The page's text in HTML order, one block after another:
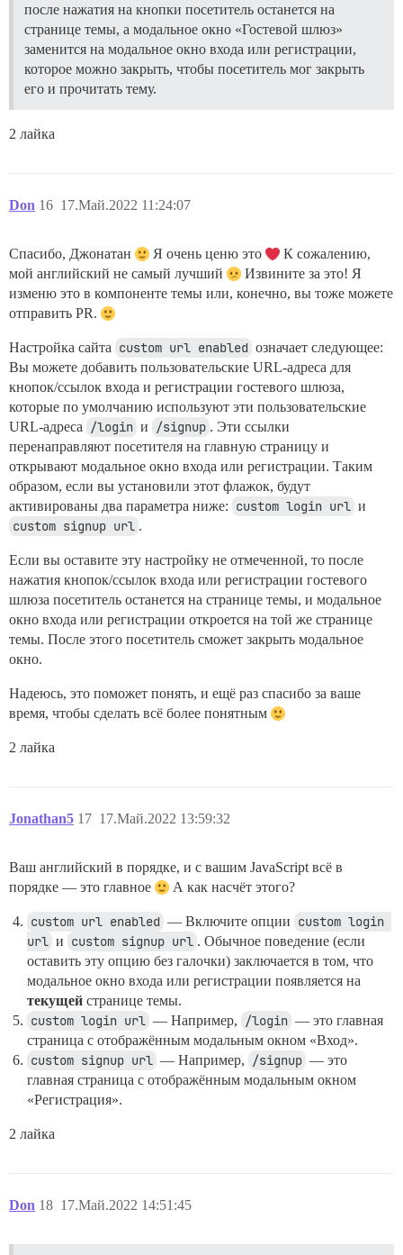
после нажатия на кнопки посетитель останется на
странице темы, а модальное окно «Гостевой шлюз»
заменится на модальное окно входа или регистрации,
которое можно закрыть, чтобы посетитель мог закрыть
его и прочитать тему.
2 лайка
Don 17.Май.2022 11:24:07
16
Спасибо, Джонатан Я очень ценю это
К сожалению,
мой английский не самый лучший
Извините за это! Я
изменю это в компоненте темы или, конечно, вы тоже можете
отправить PR.
Настройка сайта custom url enabled означает следующее:
Вы можете добавить пользовательские URL-адреса для
кнопок/ссылок входа и регистрации гостевого шлюза,
которые по умолчанию используют эти пользовательские
URL-адреса
/login и /signup . Эти ссылки
перенаправляют посетителя на главную страницу и
открывают модальное окно входа или регистрации. Таким
образом, если вы установили этот флажок, будут
активированы два параметра ниже: custom login url и
custom signup url .
Если вы оставите эту настройку не отмеченной, то после
нажатия кнопок/ссылок входа или регистрации гостевого
шлюза посетитель останется на странице темы, и модальное
окно входа или регистрации откроется на той же странице
темы. После этого посетитель сможет закрыть модальное
окно.
Надеюсь, это поможет понять, и ещё раз спасибо за ваше
время, чтобы сделать всё более понятным
2 лайка
Jonathan5 17.Май.2022 13:59:32
17
Ваш английский в порядке, и с вашим JavaScript всё в
порядке — это главное
А как насчёт этого?
custom url enabled — Включите опции custom login
url и custom signup url . Обычное поведение (если
оставить эту опцию без галочки) заключается в том, что
модальное окно входа или регистрации появляется на
текущей странице темы.
custom login url — Например, /login — это главная
страница с отображённым модальным окном «Вход».
custom signup url — Например, /signup — это
главная страница с отображённым модальным окном
«Регистрация».
2 лайка
Don 17.Май.2022 14:51:45
18